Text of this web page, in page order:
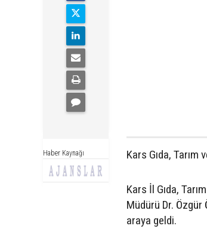
Haber Kaynağı Kars Gıda,
Kars İl Gıda,
Müdürü Dr.
araya geldi.